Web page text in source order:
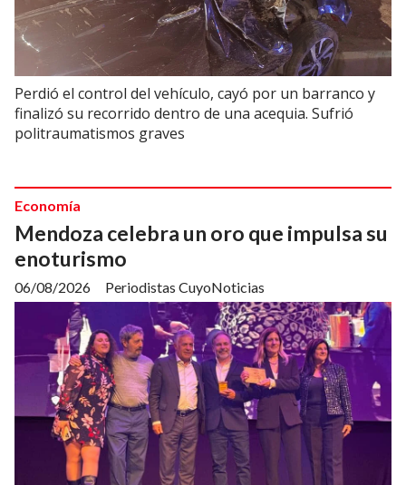
Perdió el control del vehículo, cayó por un barranco y
finalizó su recorrido dentro de una acequia. Sufrió
politraumatismos graves
Mendoza celebra un oro que impulsa su
enoturismo
Periodistas CuyoNoticias
Economía
06/08/2026